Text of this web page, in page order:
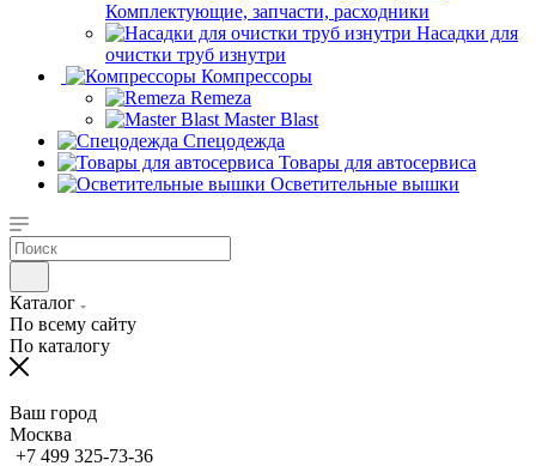
Комплектующие, запчасти, расходники
Насадки для
очистки труб изнутри
Компрессоры
Remeza
Master Blast
Спецодежда
Товары для автосервиса
Осветительные вышки
Каталог
По всему сайту
По каталогу
Ваш город
Москва
+7 499 325-73-36